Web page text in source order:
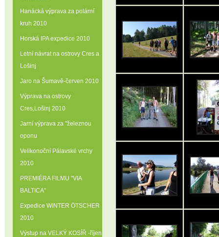
Hanácká výprava za polární
kruh 2010
Horská IPA expedice 2010
Letní návrat na ostrovy Cres a
Lošinj
Jaro na Šumavě-červen 2010
Výprava na ostrovy
Cres‚Lošinj 2010
Jarní výprava za "železnou
oponu
Velikonoční Pálavské vrchy
2010
PREMIÉRA FILMU "VIA
BALTICA"
Expedice WINTER ÖTSCHER
2010
Výstup na VELKÝ KOSÍŘ -říjen